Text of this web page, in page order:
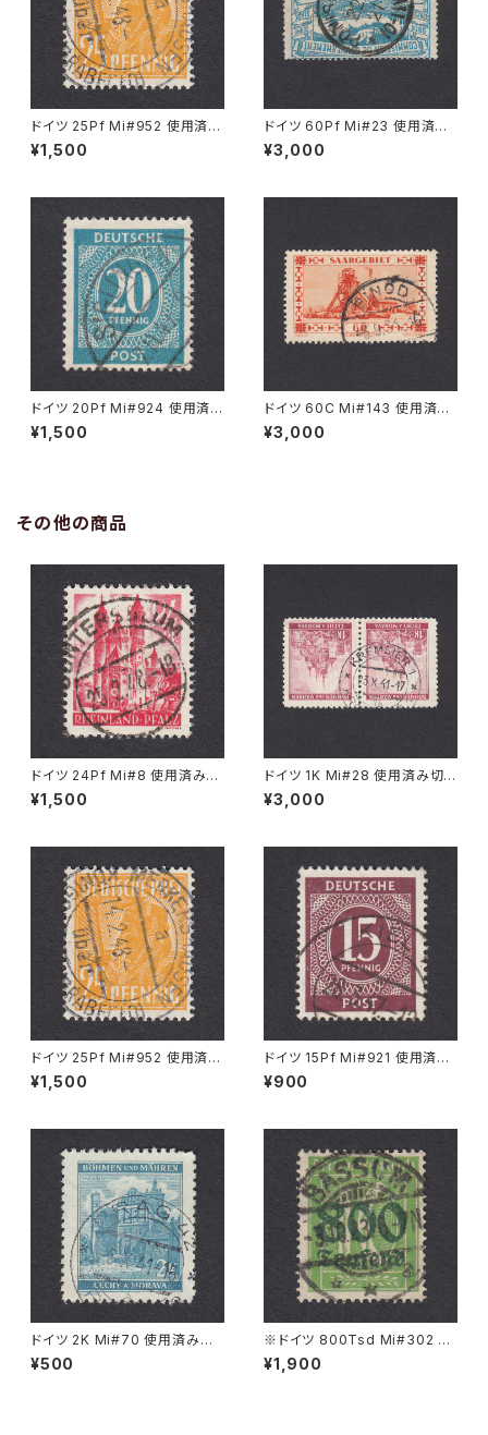
ドイツ 25Pf Mi#952 使用済み
切手｜MERKERSHAUSEN 14.
2.1948
¥1,500
ドイツ 60Pf Mi#23 使用済み
切手｜PONISCHOWITZ 22.1
1.1921
¥3,000
ドイツ 20Pf Mi#924 使用済み
切手｜SIGLINGEN 7.11.1947
¥1,500
ドイツ 60C Mi#143 使用済み
切手｜EINÖD 8.9.1934
¥3,000
その他の商品
ドイツ 24Pf Mi#8 使用済み切
手｜GUNTERSBLUM 25.2.19
48
¥1,500
ドイツ 1K Mi#28 使用済み切
手｜KREMSIER 13.X.1941
¥3,000
ドイツ 25Pf Mi#952 使用済み
切手｜MERKERSHAUSEN 14.
2.1948
¥1,500
ドイツ 15Pf Mi#921 使用済み
切手｜KIEL 28.3.1947
¥900
ドイツ 2K Mi#70 使用済み切
手｜PRAG 6.X.1941
¥500
※ドイツ 800Tsd Mi#302 A
使用済み切手｜BASSUM 3.1
0.1923
¥1,900